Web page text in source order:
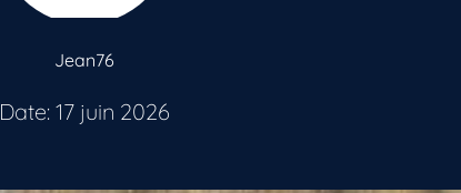
Jean76
Date: 17 juin 2026